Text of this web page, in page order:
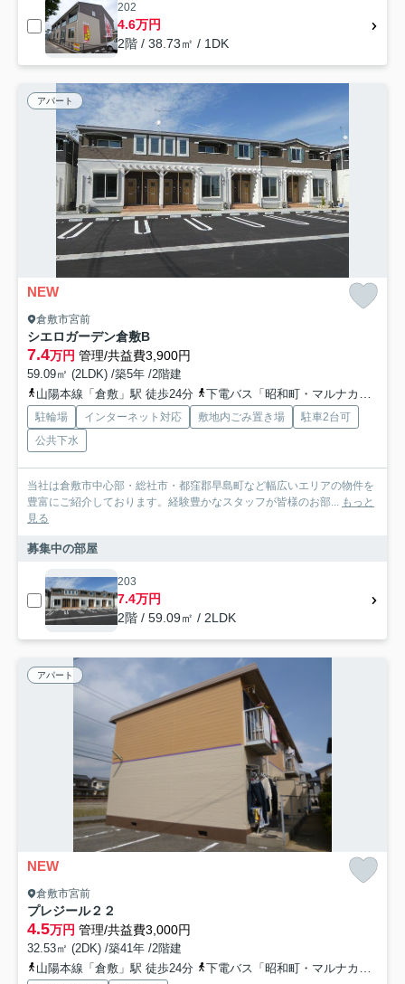
202
4.6万円
2階 / 38.73㎡ / 1DK
アパート
NEW
倉敷市宮前
シエロガーデン倉敷B
7.4万円 管理/共益費3,900円
59.09㎡ (2LDK) /築5年 /2階建
山陽本線「倉敷」駅 徒歩24分
下電バス「昭和町・マルナカ倉敷駅前店」バス停下車 徒歩26分
駐輪場 インターネット対応 敷地内ごみ置き場
駐車2台可
公共下水
当社は倉敷市中心部・総社市・都窪郡早島町など幅広いエリアの物件を
豊富にご紹介しております。経験豊かなスタッフが皆様のお部... もっと
見る
募集中の部屋
203
7.4万円
2階 / 59.09㎡ / 2LDK
アパート
NEW
倉敷市宮前
プレジール２２
4.5万円 管理/共益費3,000円
32.53㎡ (2DK) /築41年 /2階建
山陽本線「倉敷」駅 徒歩24分
下電バス「昭和町・マルナカ倉敷駅前店」バス停下車 徒歩26分